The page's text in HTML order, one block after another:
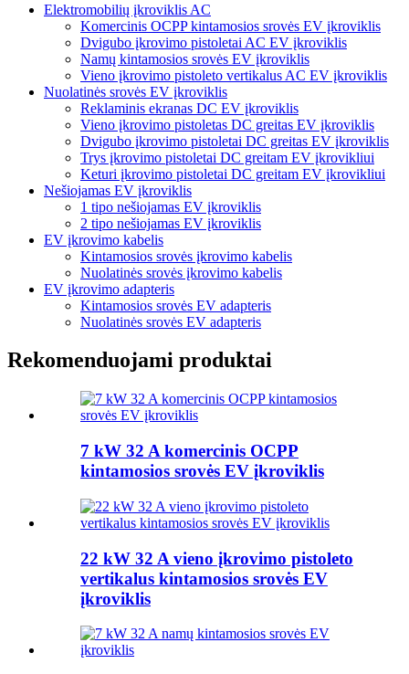
Elektromobilių įkroviklis AC
Komercinis OCPP kintamosios srovės EV įkroviklis
Dvigubo įkrovimo pistoletai AC EV įkroviklis
Namų kintamosios srovės EV įkroviklis
Vieno įkrovimo pistoleto vertikalus AC EV įkroviklis
Nuolatinės srovės EV įkroviklis
Reklaminis ekranas DC EV įkroviklis
Vieno įkrovimo pistoletas DC greitas EV įkroviklis
Dvigubo įkrovimo pistoletai DC greitas EV įkroviklis
Trys įkrovimo pistoletai DC greitam EV įkrovikliui
Keturi įkrovimo pistoletai DC greitam EV įkrovikliui
Nešiojamas EV įkroviklis
1 tipo nešiojamas EV įkroviklis
2 tipo nešiojamas EV įkroviklis
EV įkrovimo kabelis
Kintamosios srovės įkrovimo kabelis
Nuolatinės srovės įkrovimo kabelis
EV įkrovimo adapteris
Kintamosios srovės EV adapteris
Nuolatinės srovės EV adapteris
Rekomenduojami produktai
7 kW 32 A komercinis OCPP
kintamosios srovės EV įkroviklis
22 kW 32 A vieno įkrovimo pistoleto
vertikalus kintamosios srovės EV
įkroviklis